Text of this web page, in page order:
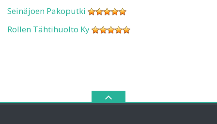
Seinäjoen Pakoputki
Rollen Tähtihuolto Ky